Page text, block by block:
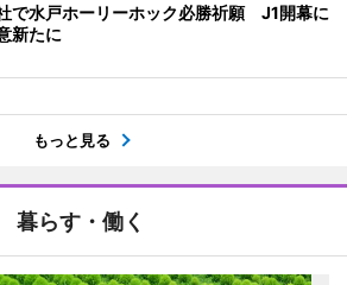
で水戸ホーリーホック必勝祈願 J1開幕に
新たに
もっと見る
暮らす・働く